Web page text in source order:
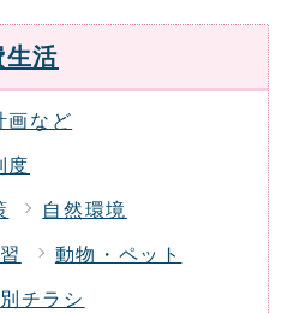
生活
画など
度
自然環境
動物・ペット
チラシ